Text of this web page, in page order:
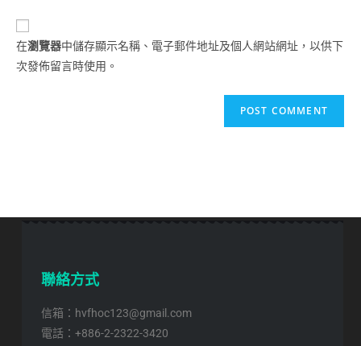
在瀏覽器中儲存顯示名稱、電子郵件地址及個人網站網址，以供下
次發佈留言時使用。
聯絡方式
信箱：hvfhoc123@gmail.com
電話：+886-2-2322-3420